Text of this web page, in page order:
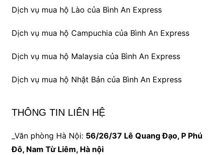
Dịch vụ mua hộ Lào của Bình An Express
Dịch vụ mua hộ Campuchia của Bình An Express
Dịch vụ mua hộ Malaysia của Bình An Express
Dịch vụ mua hộ Nhật Bản của Bình An Express
THÔNG TIN LIÊN HỆ
_Văn phòng Hà Nội: 56/26/37 Lê Quang Đạo, P Phú
Đô, Nam Từ Liêm, Hà nội